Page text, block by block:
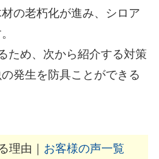
の老朽化が進み、シロア
ため、次から紹介する対策
発生を防具ことができる
理由｜ お客様の声一覧